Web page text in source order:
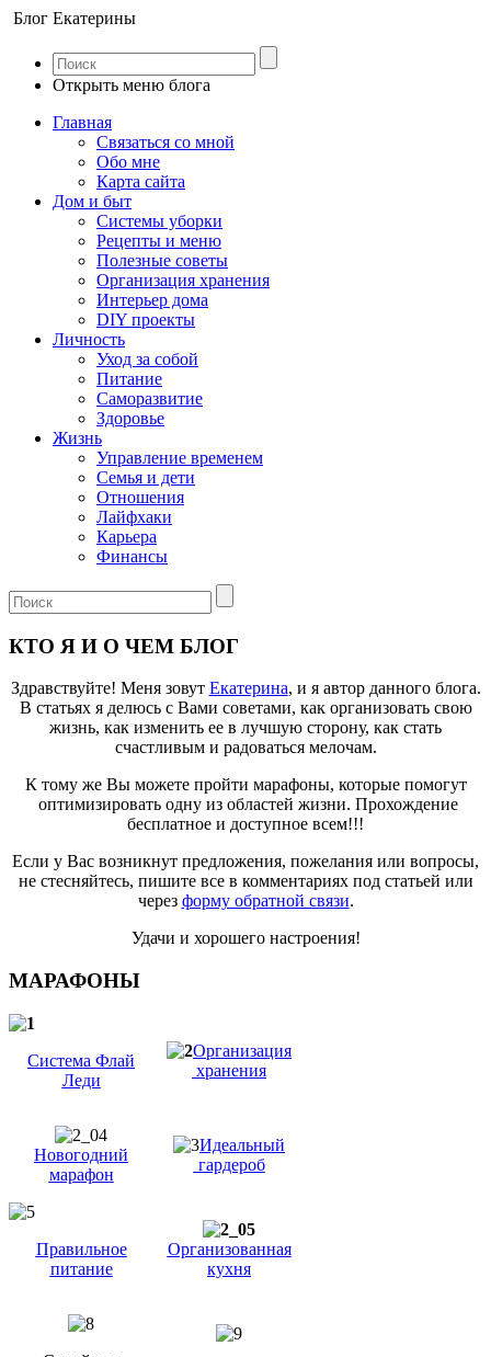
Блог Екатерины
Открыть меню блога
Главная
Связаться со мной
Обо мне
Карта сайта
Дом и быт
Системы уборки
Рецепты и меню
Полезные советы
Организация хранения
Интерьер дома
DIY проекты
Личность
Уход за собой
Питание
Саморазвитие
Здоровье
Жизнь
Управление временем
Семья и дети
Отношения
Лайфхаки
Карьера
Финансы
КТО Я И О ЧЕМ БЛОГ
Здравствуйте! Меня зовут Екатерина, и я автор данного блога.
В статьях я делюсь с Вами советами, как организовать свою
жизнь, как изменить ее в лучшую сторону, как стать
счастливым и радоваться мелочам.
К тому же Вы можете пройти марафоны, которые помогут
оптимизировать одну из областей жизни. Прохождение
бесплатное и доступное всем!!!
Если у Вас возникнут предложения, пожелания или вопросы,
не стесняйтесь, пишите все в комментариях под статьей или
через форму обратной связи.
Удачи и хорошего настроения!
МАРАФОНЫ
Система Флай
Леди
Организация
хранения
Новогодний
марафон
Идеальный
гардероб
Правильное
питание
Организованная
кухня